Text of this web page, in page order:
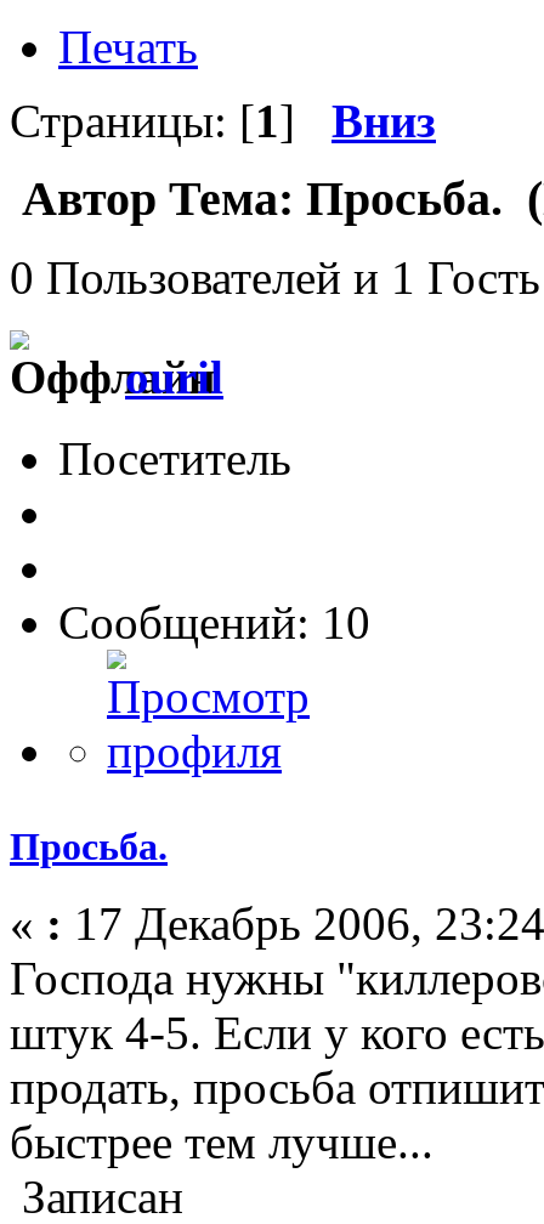
Печать
Страницы: [1] Вниз
Автор Тема: Просьба.
0 Пользователей и 1
ouril
Посетитель
Сообщений: 10
Просьба.
« : 17 Декабрь 2006,
Господа нужны
штук 4-5. Если у кого
продать, просьба
быстрее тем лучше...
Записан